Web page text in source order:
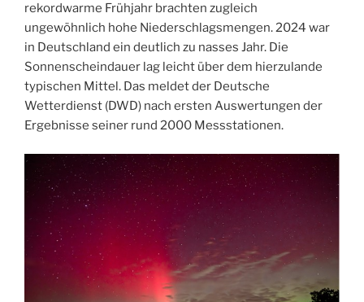
rekordwarme Frühjahr brachten zugleich
ungewöhnlich hohe Niederschlagsmengen. 2024 war
in Deutschland ein deutlich zu nasses Jahr. Die
Sonnenscheindauer lag leicht über dem hierzulande
typischen Mittel. Das meldet der Deutsche
Wetterdienst (DWD) nach ersten Auswertungen der
Ergebnisse seiner rund 2000 Messstationen.